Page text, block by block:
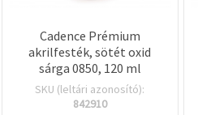
Cadence Prémium
akrilfesték, sötét oxid
sárga 0850, 120 ml
SKU (leltári azonosító):
842910